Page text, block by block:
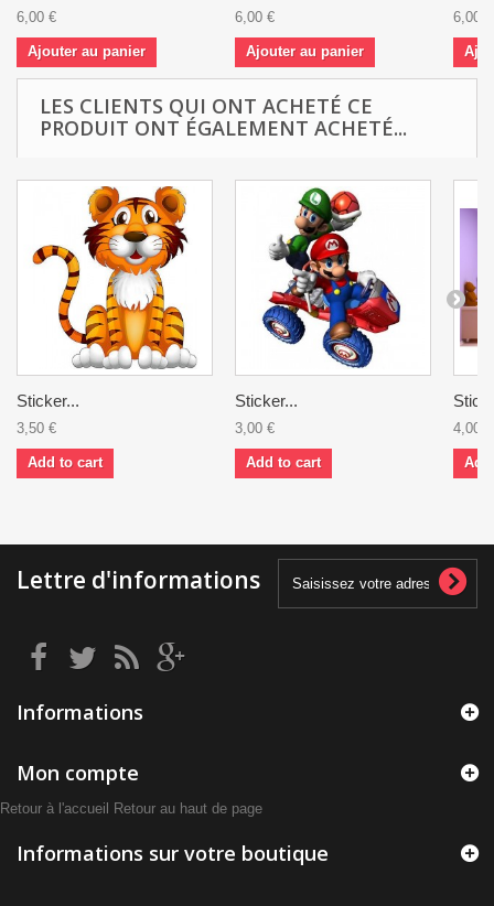
6,00 €
Ajouter au panier
6,00 €
Ajouter au panier
6,00 €
LES CLIENTS QUI ONT ACHETÉ CE
PRODUIT ONT ÉGALEMENT ACHETÉ...
Sticker...
3,50 €
Add to cart
Sticker...
3,00 €
Add to cart
4,00 €
Lettre d'informations
Informations
Mon compte
Retour à l'accueil Retour au haut de page
Informations sur votre boutique